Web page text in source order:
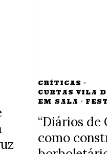
CRÍTICAS ·
CURTAS VILA
EM SALA ·
“Diários de
como